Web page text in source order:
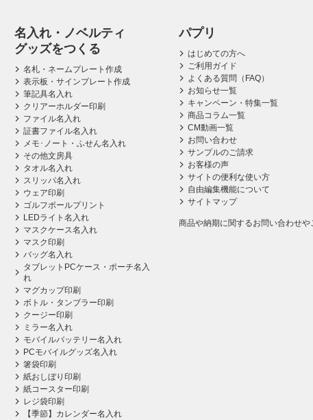
名入れ・ノベルティ
グッズをつくる
名札・ネームプレート作成
表示板・サインプレート作成
筆記具名入れ
クリアーホルダー印刷
ファイル名入れ
証書ファイル名入れ
メモ･ノート・ふせん名入れ
その他文房具
タオル名入れ
スリッパ名入れ
ウェア印刷
ゴルフボールプリント
LEDライト名入れ
マスクケース名入れ
マスク印刷
バッグ名入れ
タブレットPCケース・ポーチ名入
れ
マグカップ印刷
ボトル・タンブラー印刷
クージー印刷
ミラー名入れ
モバイルバッテリー名入れ
PCモバイルグッズ名入れ
箸袋印刷
紙おしぼり印刷
紙コースター印刷
レジ袋印刷
【季節】カレンダー名入れ
パプリ
はじめての方へ
ご利用ガイド
よくある質問（FAQ）
お知らせ一覧
キャンペーン・特集一覧
商品コラム一覧
CM動画一覧
お問い合わせ
サンプルのご請求
お客様の声
サイトの便利な使い方
自由編集機能について
サイトマップ
商品や納期に関するお問い合わせや